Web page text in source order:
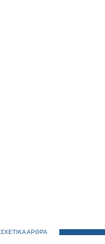
ΣΧΕΤΙΚΑ ΑΡΘΡΑ